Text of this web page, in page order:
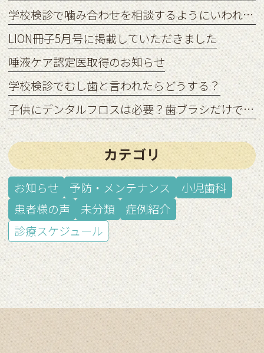
学校検診で噛み合わせを相談するようにいわれたら？
LION冊子5月号に掲載していただきました
唾液ケア認定医取得のお知らせ
学校検診でむし歯と言われたらどうする？
子供にデンタルフロスは必要？歯ブラシだけでは足りない理由
カテゴリ
お知らせ 予防・メンテナンス
小児歯科
患者様の声
未分類
症例紹介
診療スケジュール